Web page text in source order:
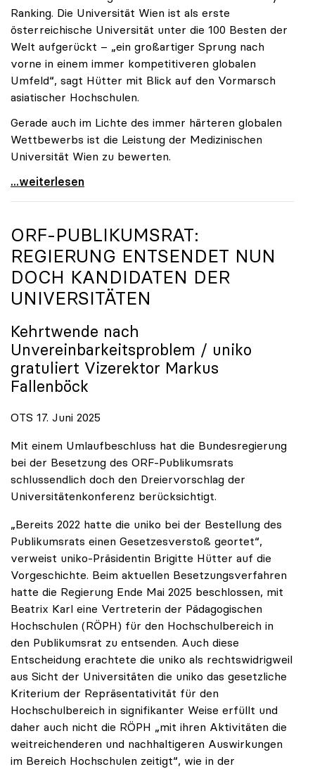
Ranking. Die Universität Wien ist als erste
österreichische Universität unter die 100 Besten der
Welt aufgerückt – „ein großartiger Sprung nach
vorne in einem immer kompetitiveren globalen
Umfeld“, sagt Hütter mit Blick auf den Vormarsch
asiatischer Hochschulen.
Gerade auch im Lichte des immer härteren globalen
Wettbewerbs ist die Leistung der Medizinischen
Universität Wien zu bewerten.
„Top-Rankingplätze heimischer Universitäten geben
...weiterlesen
ORF-PUBLIKUMSRAT:
REGIERUNG ENTSENDET NUN
DOCH KANDIDATEN DER
UNIVERSITÄTEN
Kehrtwende nach
Unvereinbarkeitsproblem / uniko
gratuliert Vizerektor Markus
Fallenböck
OTS 17. Juni 2025
Mit einem Umlaufbeschluss hat die Bundesregierung
bei der Besetzung des ORF-Publikumsrats
schlussendlich doch den Dreiervorschlag der
Universitätenkonferenz berücksichtigt.
„Bereits 2022 hatte die uniko bei der Bestellung des
Publikumsrats einen Gesetzesverstoß geortet“,
verweist uniko-Präsidentin Brigitte Hütter auf die
Vorgeschichte. Beim aktuellen Besetzungsverfahren
hatte die Regierung Ende Mai 2025 beschlossen, mit
Beatrix Karl eine Vertreterin der Pädagogischen
Hochschulen (RÖPH) für den Hochschulbereich in
den Publikumsrat zu entsenden. Auch diese
Entscheidung erachtete die uniko als rechtswidrigweil
aus Sicht der Universitäten die uniko das gesetzliche
Kriterium der Repräsentativität für den
Hochschulbereich in signifikanter Weise erfüllt und
daher auch nicht die RÖPH „mit ihren Aktivitäten die
weitreichenderen und nachhaltigeren Auswirkungen
im Bereich Hochschulen zeitigt“, wie in der